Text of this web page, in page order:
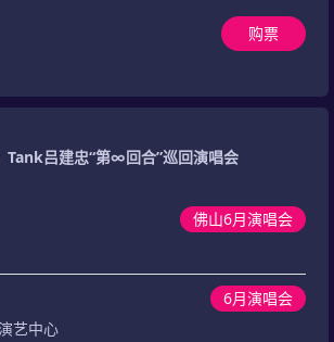
购票
Tank吕建忠“第∞回合”巡回演唱会
佛山6月演唱会
6月演唱会
艺中心